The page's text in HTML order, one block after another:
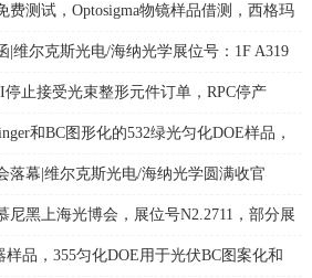
费测试，Optosigma物镜样品借测，西格玛
|维尔克斯光电/海纳光学展位号：1F A319
止接受光束整形元件订单，RPC停产
合一螺旋相位片等光学元件
和BC图形化的532绿光匀化DOE样品，
正方形长方形光斑
落幕|维尔克斯光电/海纳光学圆满收官
尼黑上海光博会，展位号N2.2711，部分展
样品，355匀化DOE用于光伏BC图案化和